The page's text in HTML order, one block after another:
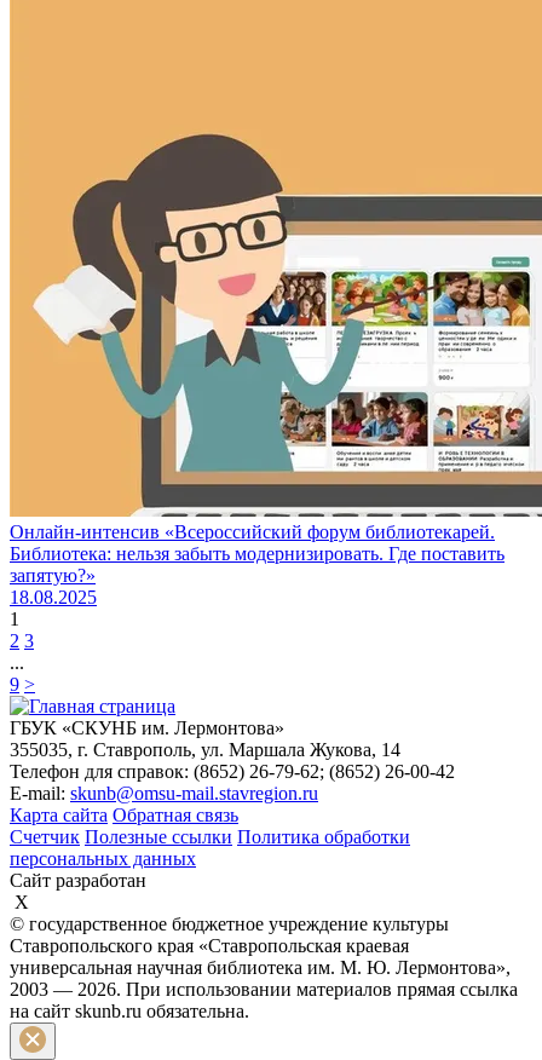
Онлайн-интенсив «Всероссийский форум библиотекарей.
Библиотека: нельзя забыть модернизировать. Где поставить
запятую?»
18.08.2025
1
2 3
...
9 >
ГБУК «СКУНБ им. Лермонтова»
355035, г. Ставрополь, ул. Маршала Жукова, 14
Телефон для справок: (8652) 26-79-62; (8652) 26-00-42
E-mail: skunb@omsu-mail.stavregion.ru
Карта сайта Обратная связь
Счетчик Полезные ссылки Политика обработки
персональных данных
Сайт разработан
X
© государственное бюджетное учреждение культуры
Ставропольского края «Ставропольская краевая
универсальная научная библиотека им. М. Ю. Лермонтова»,
2003 — 2026. При использовании материалов прямая ссылка
на сайт skunb.ru обязательна.